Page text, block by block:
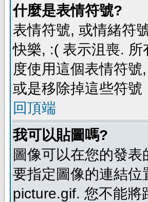
什麼是表情符號?
表情符號, 或情緒符
快樂, :( 表示沮喪.
度使用這個表情符
或是移除掉這些符號
回頂端
我可以貼圖嗎?
圖像可以在您的發
要指定圖像的連結
picture.gif. 您不能將